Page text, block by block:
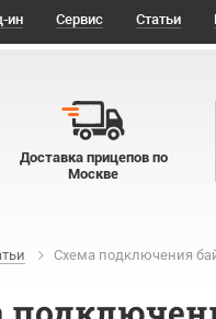
ин Сервис Статьи
Доставка прицепов по
Москве
Схема подключения